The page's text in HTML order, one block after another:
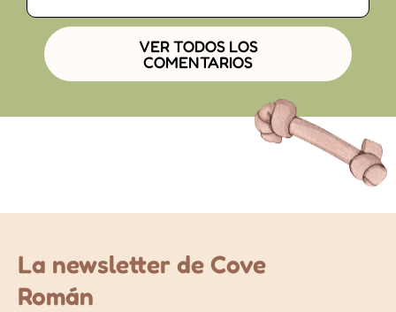
VER TODOS LOS
COMENTARIOS
La newsletter de Cove
Román